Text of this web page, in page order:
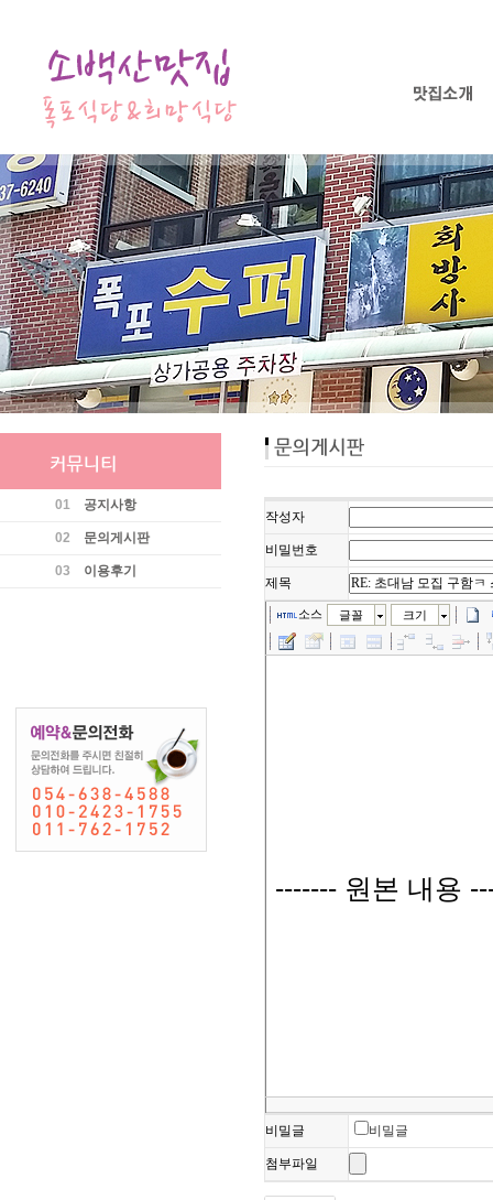
01 공지사항
02 문의게시판
03 이용후기
작성자
비밀번호
제목
소스 글꼴 크기
비밀글 비밀글
첨부파일